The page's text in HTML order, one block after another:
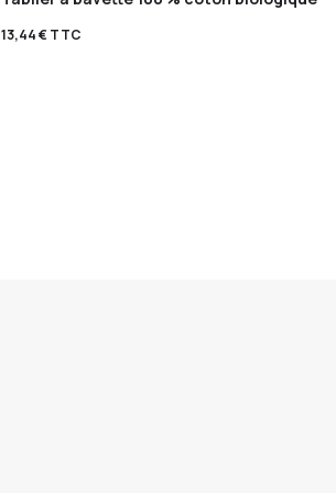
13,44€TTC